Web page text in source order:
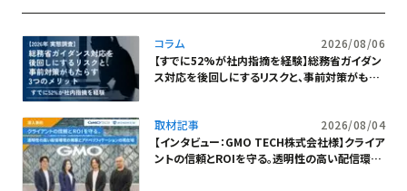
コラム
2026/08/06
【すでに52%が社内指摘を経験】総務省ガイダン
ス対応を後回しにするリスクと、事前対策がもた
取材記事
2026/08/04
【インタビュー：GMO TECH株式会社様】クライア
ントの信頼とROIを守る。透明性の高い配信環境